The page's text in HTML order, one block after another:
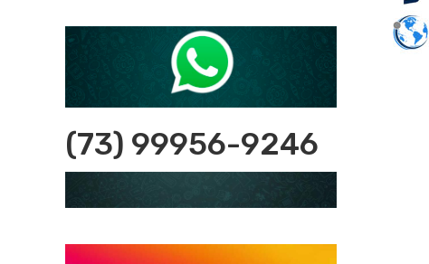
(73) 99956-9246